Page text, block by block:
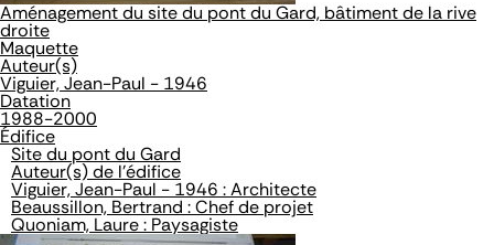
Aménagement du site du pont du Gard, bâtiment de la rive
droite
Maquette
Auteur(s)
Viguier, Jean-Paul - 1946
Datation
1988-2000
Édifice
Site du pont du Gard
Auteur(s) de l'édifice
Viguier, Jean-Paul - 1946 : Architecte
Beaussillon, Bertrand : Chef de projet
Quoniam, Laure : Paysagiste